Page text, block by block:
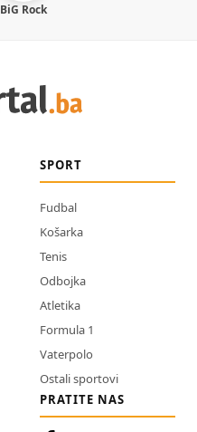
BiG Rock
SPORT
Fudbal
Košarka
Tenis
Odbojka
Atletika
Formula 1
Vaterpolo
Ostali sportovi
PRATITE NAS